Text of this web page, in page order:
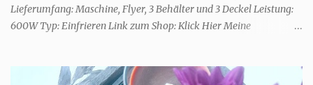
Lieferumfang: Maschine, Flyer, 3 Behälter und 3 Deckel Leistung:
600W Typ: Einfrieren Link zum Shop: Klick Hier Meine
ausgepackt und aufgebaut. Eine Anleitung ist dabei, die enthält